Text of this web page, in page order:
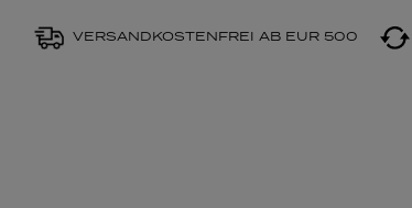
VERSANDKOSTENFREI AB EUR 500